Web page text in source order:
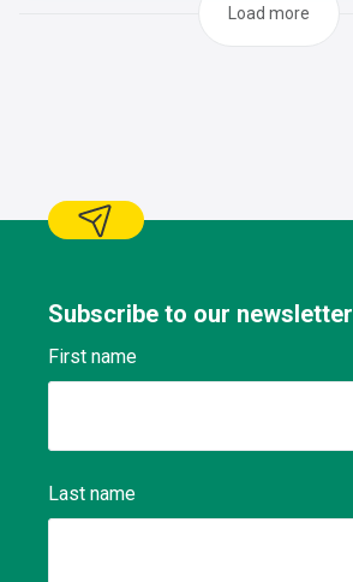
Load more
Subscribe to our newsletter
First name
Last name